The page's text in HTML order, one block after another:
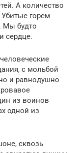
А количество
горем
Мы будто
сердце.
с мольбой
и равно­душно
из воинов
одной из
сквозь